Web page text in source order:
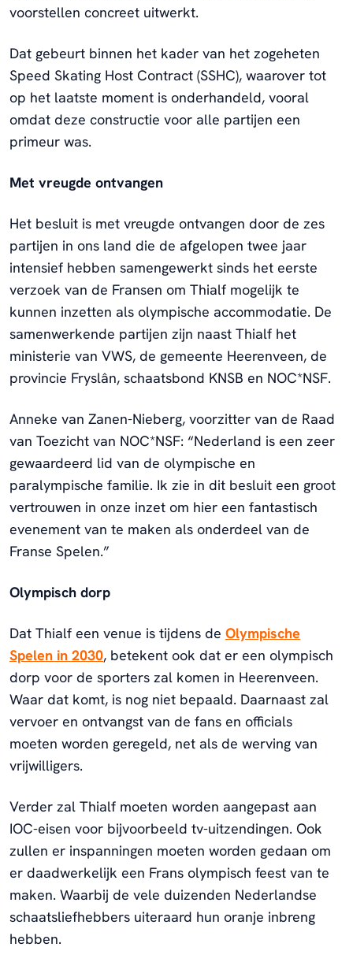
voorstellen concreet uitwerkt.
Dat gebeurt binnen het kader van het zogeheten
Speed Skating Host Contract (SSHC), waarover tot
op het laatste moment is onderhandeld, vooral
omdat deze constructie voor alle partijen een
primeur was.
Met vreugde ontvangen
Het besluit is met vreugde ontvangen door de zes
partijen in ons land die de afgelopen twee jaar
intensief hebben samengewerkt sinds het eerste
verzoek van de Fransen om Thialf mogelijk te
kunnen inzetten als olympische accommodatie. De
samenwerkende partijen zijn naast Thialf het
ministerie van VWS, de gemeente Heerenveen, de
provincie Fryslân, schaatsbond KNSB en NOC*NSF.
Anneke van Zanen-Nieberg, voorzitter van de Raad
van Toezicht van NOC*NSF: “Nederland is een zeer
gewaardeerd lid van de olympische en
paralympische familie. Ik zie in dit besluit een groot
vertrouwen in onze inzet om hier een fantastisch
evenement van te maken als onderdeel van de
Franse Spelen.”
Olympisch dorp
Dat Thialf een venue is tijdens de Olympische
Spelen in 2030, betekent ook dat er een olympisch
dorp voor de sporters zal komen in Heerenveen.
Waar dat komt, is nog niet bepaald. Daarnaast zal
vervoer en ontvangst van de fans en officials
moeten worden geregeld, net als de werving van
vrijwilligers.
Verder zal Thialf moeten worden aangepast aan
IOC-eisen voor bijvoorbeeld tv-uitzendingen. Ook
zullen er inspanningen moeten worden gedaan om
er daadwerkelijk een Frans olympisch feest van te
maken. Waarbij de vele duizenden Nederlandse
schaatsliefhebbers uiteraard hun oranje inbreng
hebben.